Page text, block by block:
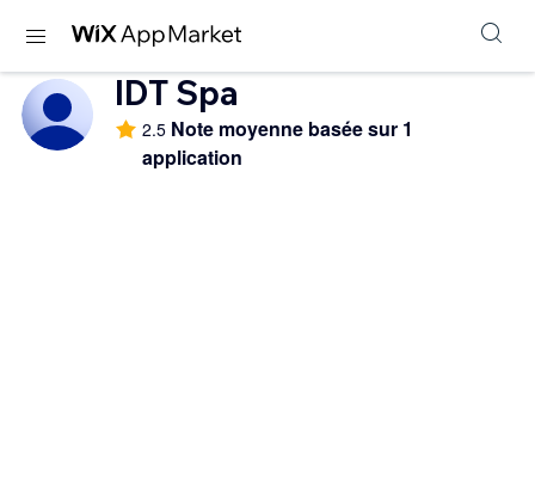
IDT Spa
2.5 Note moyenne basée sur 1
application